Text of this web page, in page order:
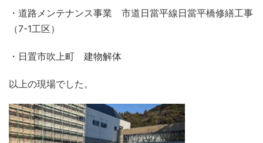
・道路メンテナンス事業 市道日當平線日當平橋修繕工事
（7-1工区）
・日置市吹上町 建物解体
以上の現場でした。